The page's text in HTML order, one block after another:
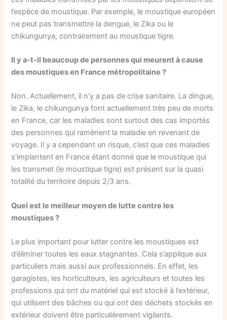
l’espèce de moustique. Par exemple, le moustique européen
ne peut pas transmettre la dengue, le Zika ou le
chikungunya, contrairement au moustique tigre.
Il y a-t-il beaucoup de personnes qui meurent à cause
des moustiques en France métropolitaine ?
Non. Actuellement, il n’y a pas de crise sanitaire. La dingue,
le Zika, le chikungunya font actuellement très peu de morts
en France, car les maladies sont surtout des cas importés
des personnes qui ramènent la maladie en revenant de
voyage. Il y a cependant un risque, c’est que ces maladies
s’implantent en France étant donné que le moustique qui
les transmet (le moustique tigre) est présent sur la quasi
totalité du territoire depuis 2/3 ans.
Quel est le meilleur moyen de lutte contre les
moustiques ?
Le plus important pour lutter contre les moustiques est
d’éliminer toutes les eaux stagnantes. Cela s’applique aux
particuliers mais aussi aux professionnels. En effet, les
garagistes, les horticulteurs, les agriculteurs et toutes les
professions qui ont du matériel qui est stocké à l’extérieur,
qui utilisent des bâches ou qui ont des déchets stockés en
extérieur doivent être particulièrement vigilants.